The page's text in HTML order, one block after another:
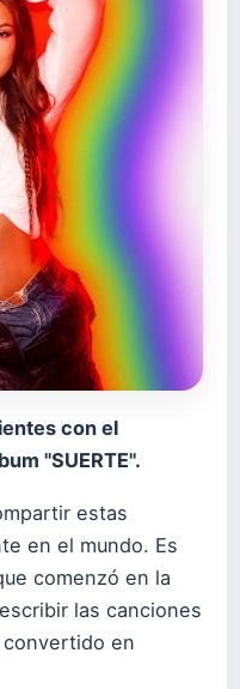
con el
"SUERTE".
estas
en el mundo. Es
comenzó en la
las canciones
en